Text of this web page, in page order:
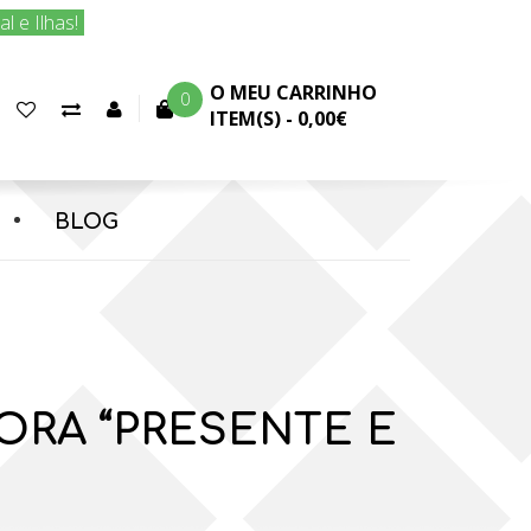
e Ilhas!
FavoritosComparar
Conta 0
O MEU CARRINHO
ITEM(S) - 0,00€
BLOG
“PRESENTE E